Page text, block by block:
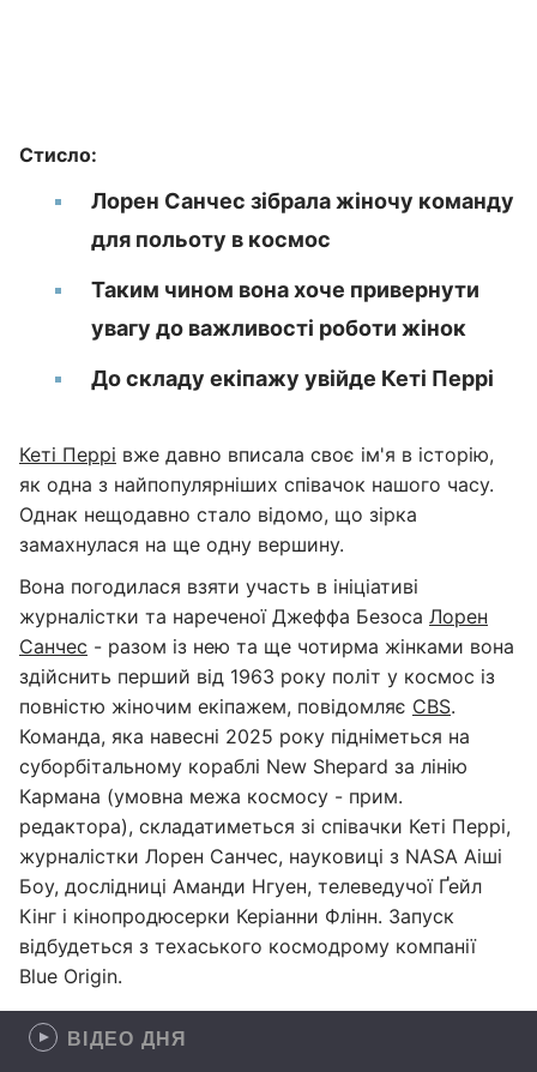
Стисло:
Лорен Санчес зібрала жіночу команду
для польоту в космос
Таким чином вона хоче привернути
увагу до важливості роботи жінок
До складу екіпажу увійде Кеті Перрі
Кеті Перрі вже давно вписала своє ім'я в історію,
як одна з найпопулярніших співачок нашого часу.
Однак нещодавно стало відомо, що зірка
замахнулася на ще одну вершину.
Вона погодилася взяти участь в ініціативі
журналістки та нареченої Джеффа Безоса Лорен
Санчес - разом із нею та ще чотирма жінками вона
здійснить перший від 1963 року політ у космос із
повністю жіночим екіпажем, повідомляє CBS.
Команда, яка навесні 2025 року підніметься на
суборбітальному кораблі New Shepard за лінію
Кармана (умовна межа космосу - прим.
редактора), складатиметься зі співачки Кеті Перрі,
журналістки Лорен Санчес, науковиці з NASA Аіші
Боу, дослідниці Аманди Нгуен, телеведучої Ґейл
Кінг і кінопродюсерки Керіанни Флінн. Запуск
відбудеться з техаського космодрому компанії
Blue Origin.
ВІДЕО ДНЯ